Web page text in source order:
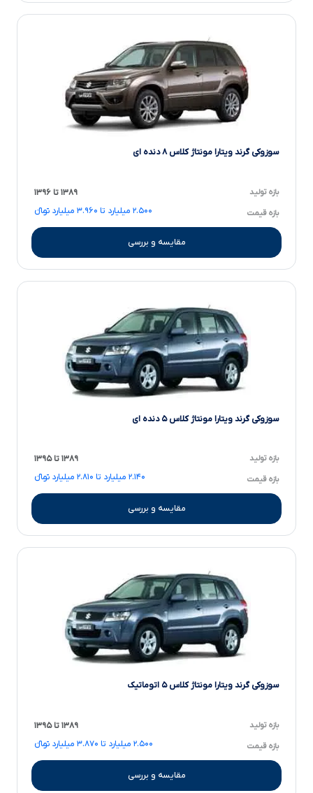
سوزوکی گرند ویتارا مونتاژ کلاس ۸ دنده ای
بازه تولید ۱۳۸۹ تا ۱۳۹۶
بازه قیمت ۲.۵۰۰ میلیارد تا ۳.۹۶۰ میلیارد تومانءءء
مقایسه و بررسی
سوزوکی گرند ویتارا مونتاژ کلاس ۵ دنده ای
بازه تولید ۱۳۸۹ تا ۱۳۹۵
بازه قیمت ۲.۱۴۰ میلیارد تا ۲.۸۱۰ میلیارد تومانءءء
مقایسه و بررسی
سوزوکی گرند ویتارا مونتاژ کلاس ۵ اتوماتیک
بازه تولید ۱۳۸۹ تا ۱۳۹۵
بازه قیمت ۲.۵۰۰ میلیارد تا ۳.۸۷۰ میلیارد تومانءءء
مقایسه و بررسی